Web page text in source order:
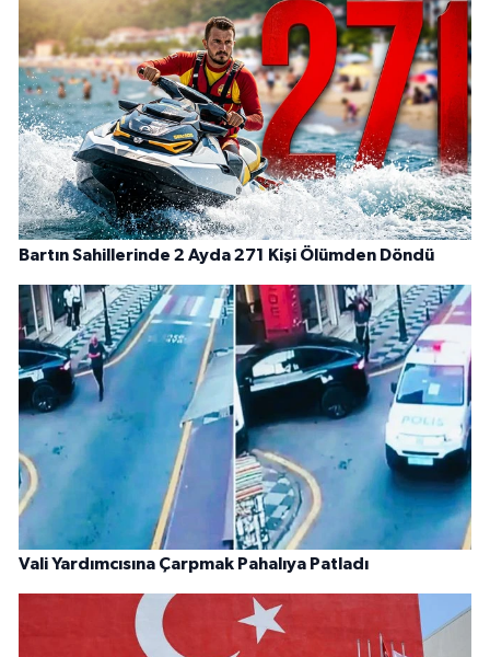
Bartın Sahillerinde 2 Ayda 271 Kişi Ölümden Döndü
Vali Yardımcısına Çarpmak Pahalıya Patladı